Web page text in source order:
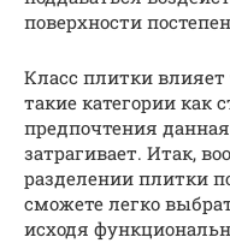
поверхности
Класс плитки влияет
такие категории как
предпочтения
затрагивает. Итак,
разделении плитки
сможете легко
исходя